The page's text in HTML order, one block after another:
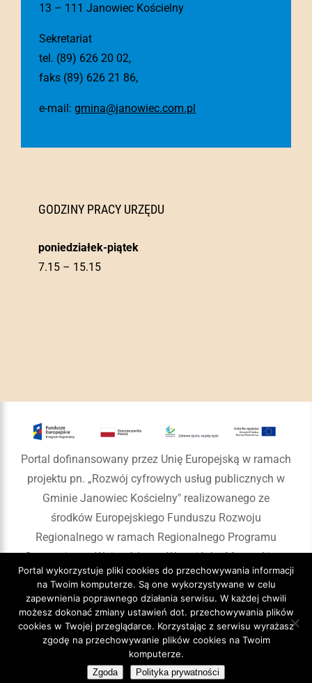
13 – 111 Janowiec Kościelny
Sekretariat
tel. (89) 626 20 02,
faks (89) 626 21 86,
e-mail: gmina@janowiec.com.pl
GODZINY PRACY URZĘDU
poniedziałek-piątek
7.15 – 15.15
Portal dofinansowany przez Unię Europejską w ramach
projektu pn. „Rozwój cyfrowych usług publicznych w
Gminie Janowiec Kościelny" realizowanego ze
środków Europejskiego Funduszu Rozwoju
Regionalnego w ramach Regionalnego Programu
Operacyjnego Województwa Warmińsko-Mazurskiego
na lata 2014-2020
Copyright 2020 Gmina Janowiec Kościelny
Portal wykorzystuje pliki cookies do przechowywania informacji
na Twoim komputerze. Są one wykorzystywane w celu
zapewnienia poprawnego działania serwisu. W każdej chwili
możesz dokonać zmiany ustawień dot. przechowywania plików
cookies w Twojej przeglądarce. Korzystając z serwisu wyrażasz
zgodę na przechowywanie plików cookies na Twoim
komputerze.
Zgoda Polityka prywatności